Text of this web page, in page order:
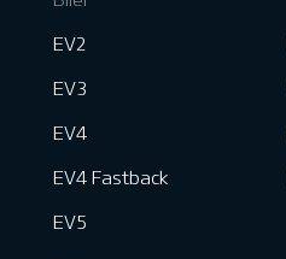
EV2
EV3
EV4
EV4 Fastback
EV5